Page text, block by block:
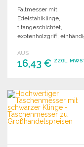
Faltmesser mit
Edelstahlklinge,
titangeschichtet,
exotenholzgriff,
Sicherheitssystem und
integriertem Gürtelclip.
AUS
16,43 € ZZGL.
Angebot anfordern